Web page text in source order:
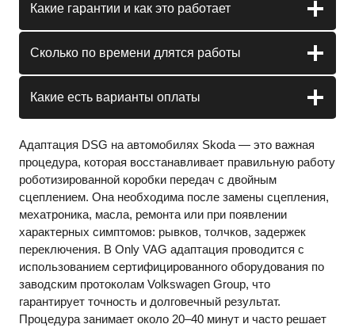
Какие гарантии и как это работает
Сколько по времени длятся работы
Какие есть варианты оплаты
Адаптация DSG на автомобилях Skoda — это важная
процедура, которая восстанавливает правильную работу
роботизированной коробки передач с двойным
сцеплением. Она необходима после замены сцепления,
мехатроника, масла, ремонта или при появлении
характерных симптомов: рывков, толчков, задержек
переключения. В Only VAG адаптация проводится с
использованием сертифицированного оборудования по
заводским протоколам Volkswagen Group, что
гарантирует точность и долговечный результат.
Процедура занимает около 20–40 минут и часто решает